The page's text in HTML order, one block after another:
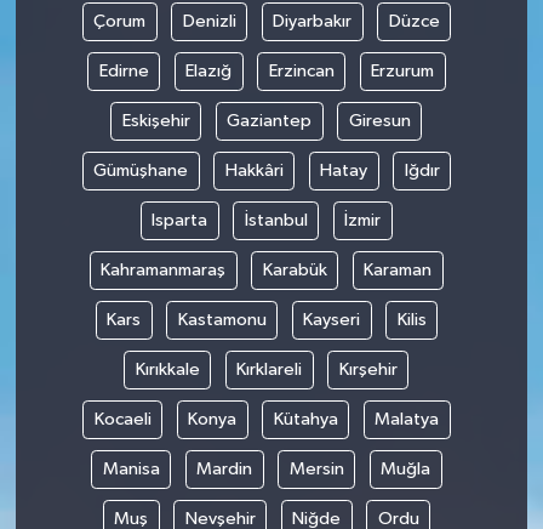
Çorum Denizli Diyarbakır Düzce
Edirne Elazığ Erzincan Erzurum
Eskişehir Gaziantep Giresun
Gümüşhane Hakkâri Hatay Iğdır
Isparta İstanbul İzmir
Kahramanmaraş Karabük Karaman
Kars Kastamonu Kayseri Kilis
Kırıkkale Kırklareli Kırşehir
Kocaeli Konya Kütahya Malatya
Manisa Mardin Mersin Muğla
Muş Nevşehir Niğde Ordu